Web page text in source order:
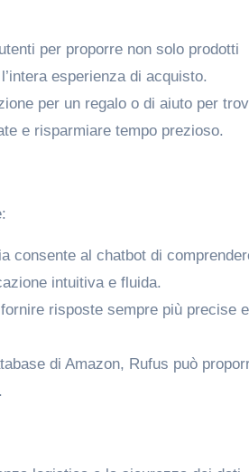
per proporre non solo prodotti
esperienza di acquisto.
per un regalo o di aiuto per
e risparmiare tempo prezioso.
consente al chatbot di
intuitiva e fluida.
risposte sempre più precise e
di Amazon, Rufus può